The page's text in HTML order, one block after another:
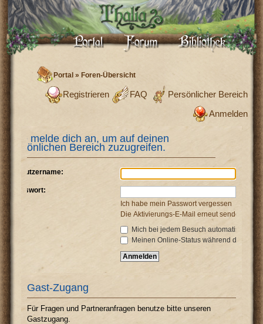
Portal »Foren-Übersicht
Persönlicher Bereich
FAQ
Registrieren
Anmelden
Bitte melde dich an, um auf deinen
persönlichen Bereich zuzugreifen.
Benutzername:
Passwort:
Ich habe mein Passwort vergessen
Die Aktivierungs-E-Mail erneut senden
Mich bei jedem Besuch automatisch
Meinen Online-Status während dieser
Gast-Zugang
Für Fragen und Partneranfragen benutze bitte unseren
Gastzugang.